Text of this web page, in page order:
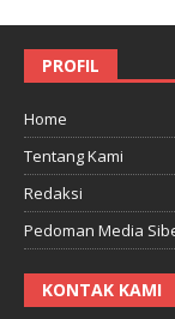
PROFIL
Home
Tentang Kami
Redaksi
Pedoman Media
KONTAK KAMI